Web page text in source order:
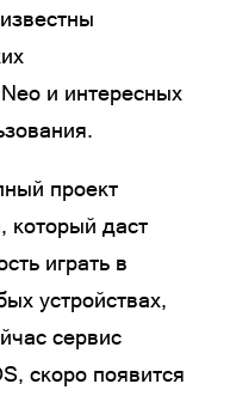
и интересных
проект
который даст
играть в
устройствах,
сервис
скоро появится